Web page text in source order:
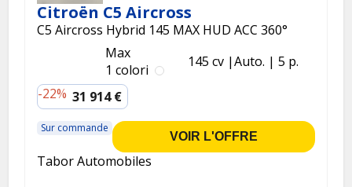
Citroën C5 Aircross
C5 Aircross Hybrid 145 MAX HUD ACC 360°
Max
1 colori
145 cv Auto.
5 p.
-22% 31 914 €
Sur commande
VOIR L'OFFRE
Tabor Automobiles